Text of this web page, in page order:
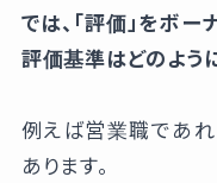
では、「評価」をボ
評価基準はどのよう
例えば営業職であれ
あります。